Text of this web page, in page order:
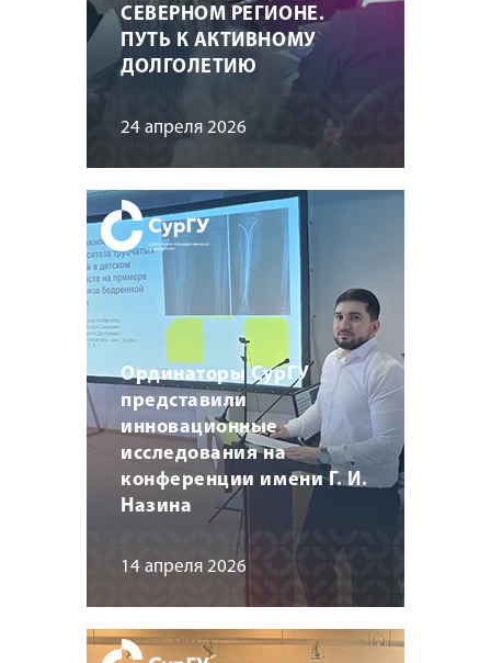
СЕВЕРНОМ РЕГИОНЕ.
ПУТЬ К АКТИВНОМУ
ДОЛГОЛЕТИЮ
24 апреля 2026
Ординаторы СурГУ
представили
инновационные
исследования на
конференции имени Г. И.
Назина
14 апреля 2026